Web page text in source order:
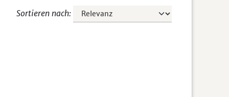
Sortieren nach